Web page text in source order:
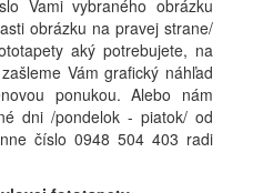
Vami vybraného obrázku
obrázku na pravej strane/
aký potrebujete, na
Vám grafický náhľad
ponukou. Alebo nám
dni /pondelok - piatok/ od
číslo 0948 504 403 radi